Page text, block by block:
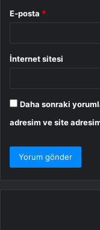
E-posta *
İnternet sitesi
Daha sonraki
adresim ve site